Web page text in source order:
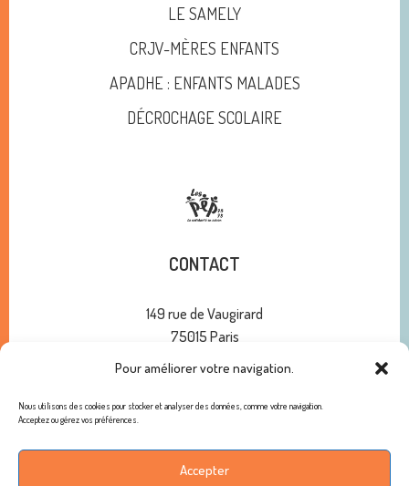
Pour améliorer votre navigation.
Nous utilisons des cookies pour stocker et analyser des données, comme votre navigation.
Acceptez ou gérez vos préférences.
Accepter
LE SAMELY
CRJV-MÈRES ENFANTS
APADHE : ENFANTS MALADES
DÉCROCHAGE SCOLAIRE
CONTACT
149 rue de Vaugirard
75015 Paris
01 47 34 00 10